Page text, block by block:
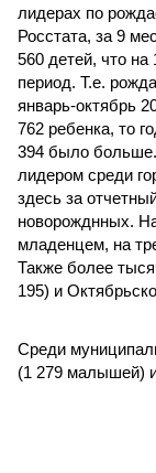
лидерах по
Росстата, за 9
560 детей, что
период. Т.е.
январь-октябрь
762 ребенка, то
394 было
лидером среди
здесь за
новорожднных.
младенцем, на
Также более
195) и
Среди
(1 279 малышей)